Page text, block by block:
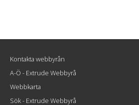
Kontakta webbyrån
A-Ö - Extrude Webbyrå
Webbkarta
Sök - Extrude Webbyrå